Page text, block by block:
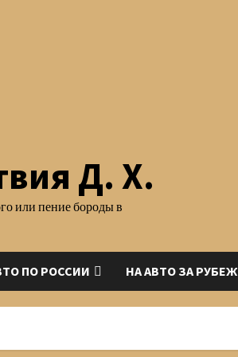
Д. Х.
или пение бороды в
ПО РОССИИ НА АВТО ЗА РУБЕЖ